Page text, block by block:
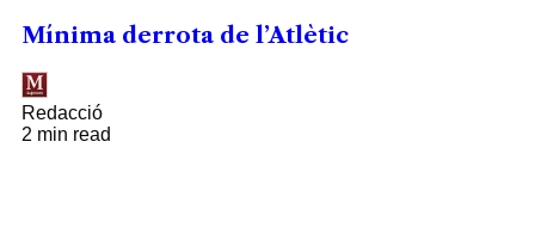
Mínima derrota de l’Atlètic
Redacció
2 min read